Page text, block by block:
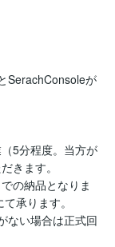
SerachConsoleが
5分程度。当方が
きます。
の納品となりま
承ります。
ない場合は正式回